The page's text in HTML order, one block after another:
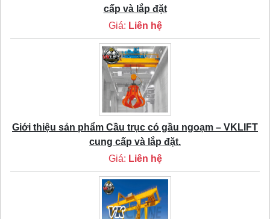
cấp và lắp đặt
Giá: Liên hệ
Giới thiệu sản phẩm Cầu trục có gầu ngoạm – VKLIFT
cung cấp và lắp đặt.
Giá: Liên hệ